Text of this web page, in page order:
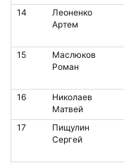
14
Леоненко
Артем
15
Маслюков
Роман
16
Николаев
Матвей
17
Пищулин
Сергей